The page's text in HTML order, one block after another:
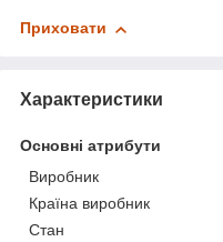
Приховати
Характеристики
Основні атрибути
Виробник
Країна виробник
Стан